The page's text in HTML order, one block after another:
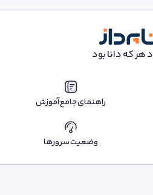
هر که دانا بود
راهنمای جامع آموزش
وضعیت سرورها